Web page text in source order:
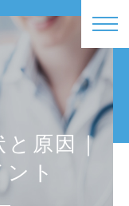
と原因｜
ト